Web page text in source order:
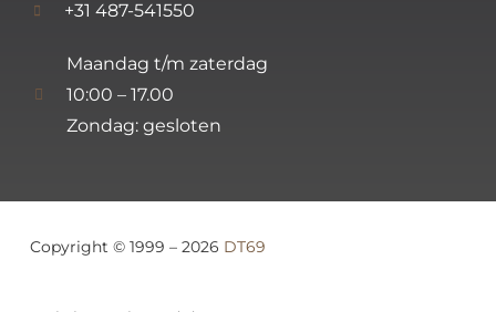
+31 487-541550
Maandag t/m zaterdag
10:00 – 17.00
Zondag: gesloten
Copyright © 1999 – 2026 DT69